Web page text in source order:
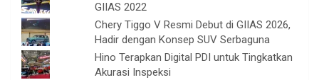
GIIAS 2022
Chery Tiggo V Resmi Debut di GIIAS 2026,
Hadir dengan Konsep SUV Serbaguna
Hino Terapkan Digital PDI untuk Tingkatkan
Akurasi Inspeksi